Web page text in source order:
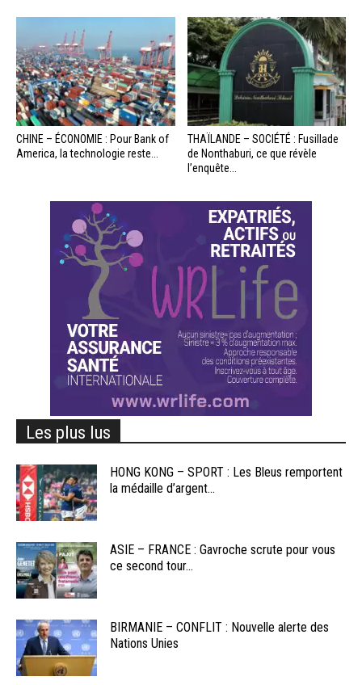
CHINE – ÉCONOMIE : Pour Bank of
America, la technologie reste...
THAÏLANDE – SOCIÉTÉ : Fusillade
de Nonthaburi, ce que révèle
l’enquête...
Les plus lus
HONG KONG – SPORT : Les Bleus remportent
la médaille d’argent...
ASIE – FRANCE : Gavroche scrute pour vous
ce second tour...
BIRMANIE – CONFLIT : Nouvelle alerte des
Nations Unies